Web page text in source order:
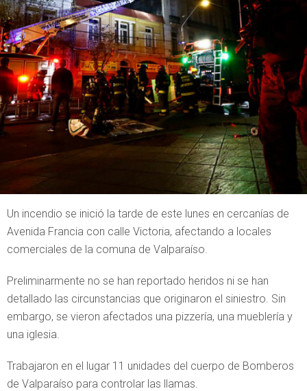
Un incendio se inició la tarde de este lunes en cercanías de
Avenida Francia con calle Victoria, afectando a locales
comerciales de la comuna de Valparaíso.
Preliminarmente no se han reportado heridos ni se han
detallado las circunstancias que originaron el siniestro. Sin
embargo, se vieron afectados una pizzería, una mueblería y
una iglesia.
Trabajaron en el lugar 11 unidades del cuerpo de Bomberos
de Valparaíso para controlar las llamas.